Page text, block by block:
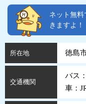
ネット無料
きますよ！
所在地 徳島
交通機関
バス
車：